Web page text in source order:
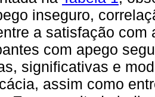
inseguro,
a satisfação com
com apego
significativas e
assim como